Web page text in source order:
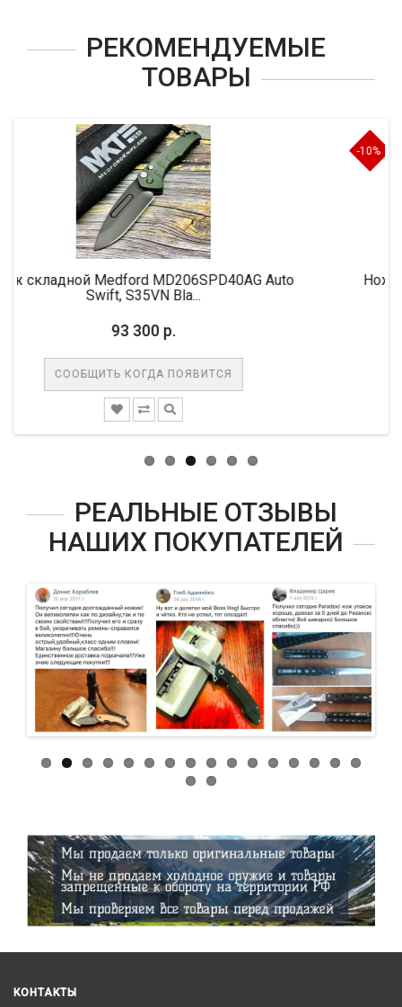
РЕКОМЕНДУЕМЫЕ
ТОВАРЫ
Auto
ПОЯВИТСЯ
Нож складной MicroTech
РЕАЛЬНЫЕ ОТЗЫВЫ
НАШИХ ПОКУПАТЕЛЕЙ
КОНТАКТЫ